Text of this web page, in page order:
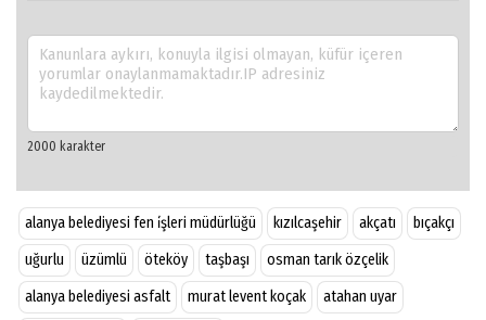
alanya belediyesi fen i̇şleri müdürlüğü kızılcaşehir akçatı
bıçakçı
uğurlu
üzümlü öteköy taşbaşı
osman tarık özçelik
alanya belediyesi asfalt
murat levent koçak
atahan uyar